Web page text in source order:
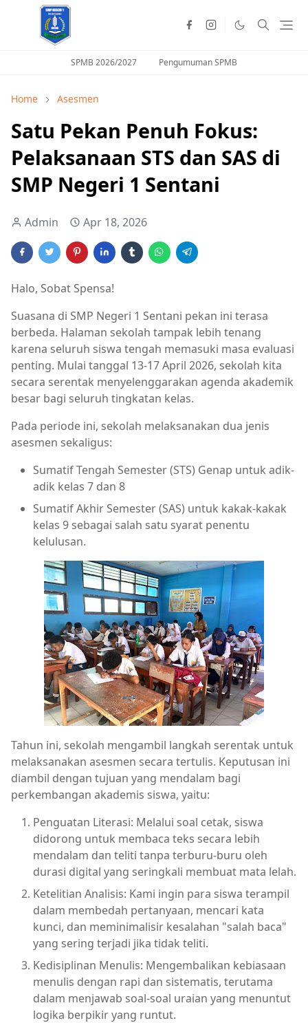
SPMB 2026/2027 Pengumuman SPMB
Home Asesmen
Satu Pekan Penuh Fokus:
Pelaksanaan STS dan SAS di
SMP Negeri 1 Sentani
Admin Apr 18, 2026
Halo, Sobat Spensa!
Suasana di SMP Negeri 1 Sentani pekan ini terasa
berbeda. Halaman sekolah tampak lebih tenang
karena seluruh siswa tengah memasuki masa evaluasi
penting. Mulai tanggal 13-17 April 2026, sekolah kita
secara serentak menyelenggarakan agenda akademik
besar bagi seluruh tingkatan kelas.
Pada periode ini, sekolah melaksanakan dua jenis
asesmen sekaligus:
Sumatif Tengah Semester (STS) Genap untuk adik-
adik kelas 7 dan 8
Sumatif Akhir Semester (SAS) untuk kakak-kakak
kelas 9 sebagai salah satu syarat penentu
kelulusan.
Tahun ini, sekolah mengambil langkah serentak untuk
melaksanakan asesmen secara tertulis. Keputusan ini
diambil dengan tujuan yang mendalam bagi
perkembangan akademis siswa, yaitu:
Penguatan Literasi: Melalui soal cetak, siswa
didorong untuk membaca teks secara lebih
mendalam dan teliti tanpa terburu-buru oleh
durasi digital yang seringkali membuat mata lelah.
Ketelitian Analisis: Kami ingin para siswa terampil
dalam membedah pertanyaan, mencari kata
kunci, dan meminimalisir kesalahan "salah baca"
yang sering terjadi jika tidak teliti.
Kedisiplinan Menulis: Mengembalikan kebiasaan
menulis dengan rapi dan sistematis, terutama
dalam menjawab soal-soal uraian yang menuntut
logika berpikir yang runtut.